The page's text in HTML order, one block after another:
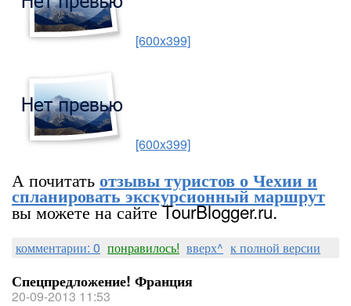
[600x399]
[600x399]
А почитатьотзывы туристов о Чехии и
спланировать экскурсионный маршрут
вы можете на сайте TourBlogger.ru.
комментарии: 0 понравилось! вверх^ к полной версии
Спецпредложение! Франция
20-09-2013 11:53